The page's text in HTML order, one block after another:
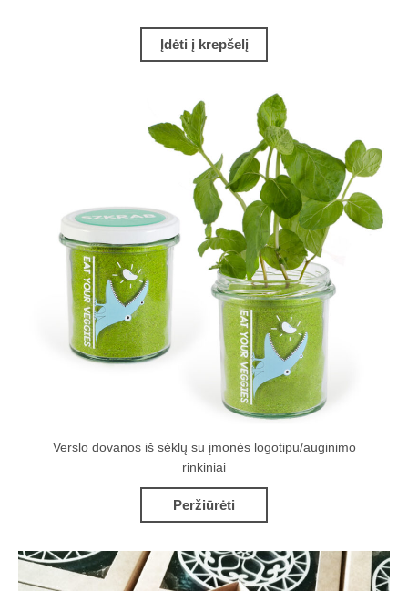
Įdėti į krepšelį
Verslo dovanos iš sėklų su įmonės logotipu/auginimo
rinkiniai
Peržiūrėti